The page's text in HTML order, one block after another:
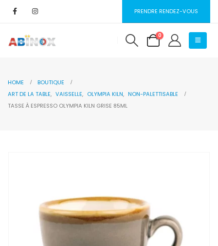
PRENDRE RENDEZ-VOUS
0
HOME
BOUTIQUE
ART DE LA TABLE, VAISSELLE, OLYMPIA KILN, NON-PALETTISABLE
TASSE À ESPRESSO OLYMPIA KILN GRISE 85ML